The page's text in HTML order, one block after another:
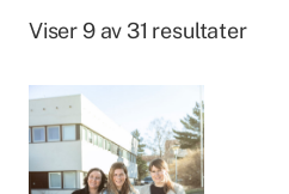
Viser 9 av 31 resultater